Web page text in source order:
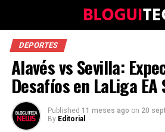
DEPORTES
Alavés vs Sevilla:
Desafíos en LaLiga
Published 11 meses ago on 20
By Editorial